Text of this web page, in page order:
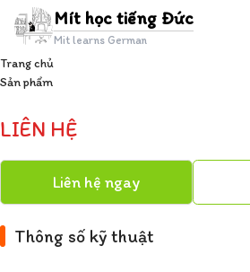
Mít học tiếng Đức
Mit learns German
Trang chủ
Sản phẩm
Item
1
of
LIÊN HỆ
Liên hệ ngay
Thông số kỹ thuật